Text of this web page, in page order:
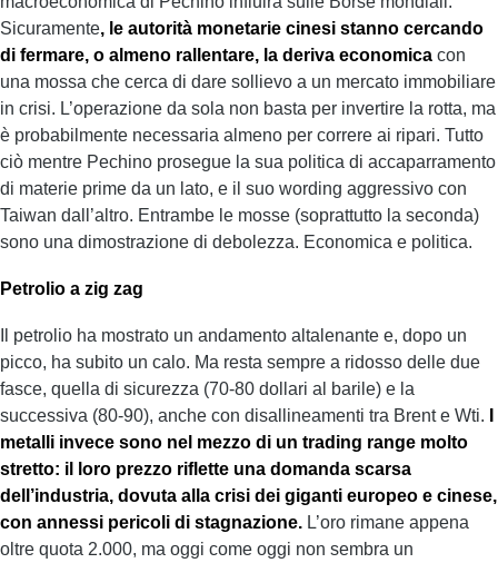
Sicuramente, le autorità monetarie cinesi stanno cercando
di fermare, o almeno rallentare, la deriva economica con
una mossa che cerca di dare sollievo a un mercato immobiliare
in crisi. L’operazione da sola non basta per invertire la rotta, ma
è probabilmente necessaria almeno per correre ai ripari. Tutto
ciò mentre Pechino prosegue la sua politica di accaparramento
di materie prime da un lato, e il suo wording aggressivo con
Taiwan dall’altro. Entrambe le mosse (soprattutto la seconda)
sono una dimostrazione di debolezza. Economica e politica.
Petrolio a zig zag
Il petrolio ha mostrato un andamento altalenante e, dopo un
picco, ha subito un calo. Ma resta sempre a ridosso delle due
fasce, quella di sicurezza (70-80 dollari al barile) e la
successiva (80-90), anche con disallineamenti tra Brent e Wti.
metalli invece sono nel mezzo di un trading range molto
stretto: il loro prezzo riflette una domanda scarsa
dell’industria, dovuta alla crisi dei giganti europeo e cinese,
con annessi pericoli di stagnazione. L’oro rimane appena
oltre quota 2.000, ma oggi come oggi non sembra un